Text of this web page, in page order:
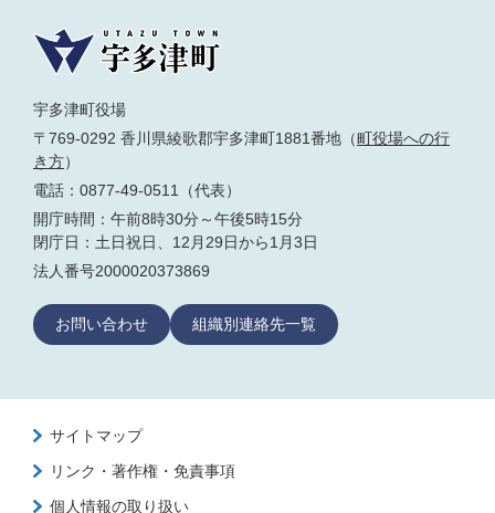
宇多津町役場
〒769-0292 香川県綾歌郡宇多津町1881番地（町役場への行
き方）
電話：0877-49-0511（代表）
開庁時間：午前8時30分～午後5時15分
閉庁日：土日祝日、12月29日から1月3日
法人番号2000020373869
お問い合わせ 組織別連絡先一覧
サイトマップ
リンク・著作権・免責事項
個人情報の取り扱い